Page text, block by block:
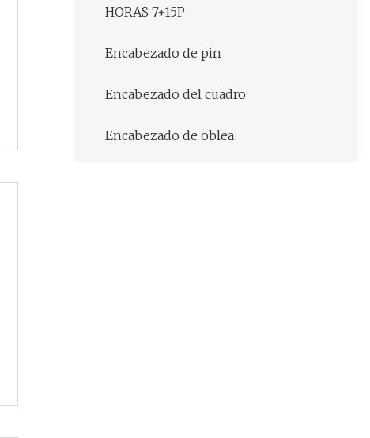
HORAS 7+15P
Encabezado de pin
Encabezado del cuadro
Encabezado de oblea